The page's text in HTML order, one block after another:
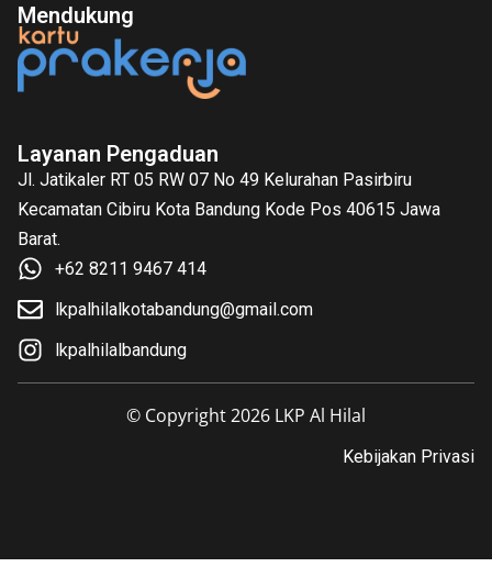
Mendukung
Layanan Pengaduan
Jl. Jatikaler RT 05 RW 07 No 49 Kelurahan Pasirbiru
Kecamatan Cibiru Kota Bandung Kode Pos 40615 Jawa
Barat.
+62 8211 9467 414
lkpalhilalkotabandung@gmail.com
lkpalhilalbandung
© Copyright 2026 LKP Al Hilal
Kebijakan Privasi